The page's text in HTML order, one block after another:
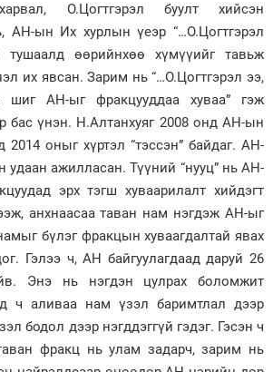
О.Цогтгэрэл буулт хийсэн
АН-ын Их хурлын үеэр “…О.Цогтгэрэл
өөрийнхөө хүмүүийг тавьж
их явсан. Зарим нь “…О.Цогтгэрэл ээ,
шиг АН-ыг фракцууддаа хуваа” гэж
бас үнэн. Н.Алтанхуяг 2008 онд АН-ын
2014 оныг хүртэл “тэссэн” байдаг. АН-
удаан ажилласан. Түүний “нууц” нь АН-
эрх тэгш хуваарилалт хийдэгт
анхнаасаа таван нам нэгдэж АН-ыг
бүлэг фракцын хуваагдалтай явах
Гэлээ ч, АН байгуулагдаад даруй 26
Энэ нь нэгдэн цулрах боломжит
ч аливаа нам үзэл баримтлал дээр
бодол дээр нэгддэггүй гэдэг. Гэсэн ч
фракц нь улам задарч, зарим нь